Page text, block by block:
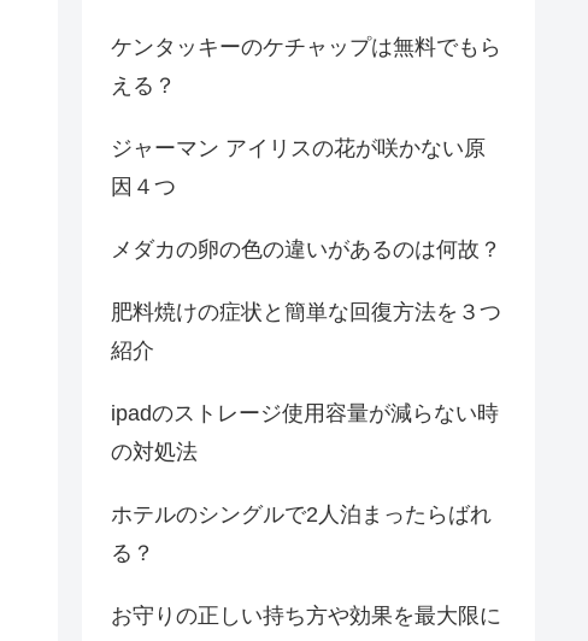
ケンタッキーのケチャップは無料でもら
える？
ジャーマン アイリスの花が咲かない原
因４つ
メダカの卵の色の違いがあるのは何故？
肥料焼けの症状と簡単な回復方法を３つ
紹介
ipadのストレージ使用容量が減らない時
の対処法
ホテルのシングルで2人泊まったらばれ
る？
お守りの正しい持ち方や効果を最大限に